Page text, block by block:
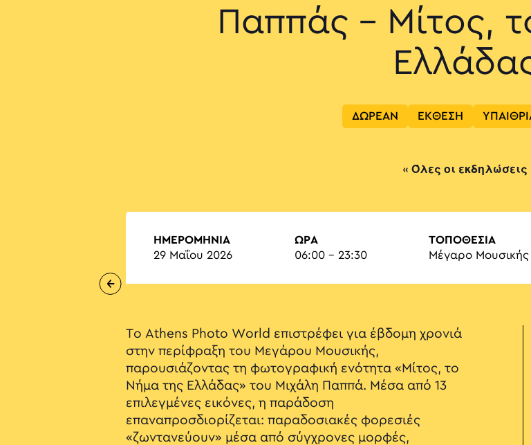
Παππάς – Μίτος,
ΔΩΡΕΑΝ ΕΚΘΕΣΗ
« Όλες οι εκδηλώσεις
ΗΜΕΡΟΜΗΝΙΑ
29 Μαΐου 2026
ΏΡΑ
06:00 - 23:30
ΤΟΠΟΘΕΣΙΑ
Μέγαρο
Το Athens Photo World επιστρέφει για έβδομη χρονιά
στην περίφραξη του Μεγάρου Μουσικής,
παρουσιάζοντας τη φωτογραφική ενότητα «Μίτος, το
Νήμα της Ελλάδας» του Μιχάλη Παππά. Μέσα από 13
επιλεγμένες εικόνες, η παράδοση
επαναπροσδιορίζεται: παραδοσιακές φορεσιές
«ζωντανεύουν» μέσα από σύγχρονες μορφές,